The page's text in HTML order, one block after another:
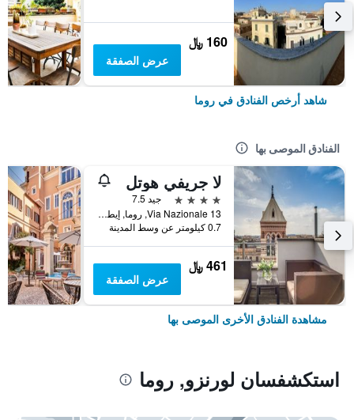
160 ﷼
عرض الصفقة
شاهد أرخص الفنادق في روما
الفنادق الموصى بها
لا جريفي هوتل
4 نجوم
جيد 7.5
Via Nazionale 13, روما, إيطاليا
0.7 كيلومتر عن وسط المدينة
461 ﷼
عرض الصفقة
مشاهدة الفنادق الأخرى الموصى بها
استكشفسان لورنزو, روما